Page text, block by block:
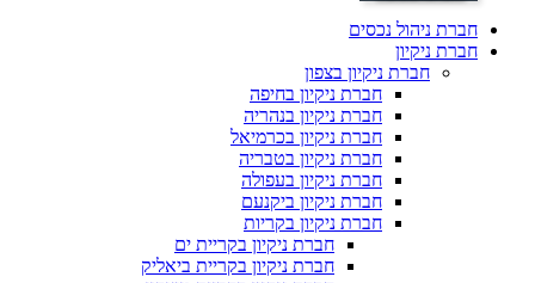
חברת ניהול נכסים
חברת ניקיון
חברת ניקיון בצפון
חברת ניקיון בחיפה
חברת ניקיון בנהריה
חברת ניקיון בכרמיאל
חברת ניקיון בטבריה
חברת ניקיון בעפולה
חברת ניקיון ביקנעם
חברת ניקיון בקריות
חברת ניקיון בקריית ים
חברת ניקיון בקריית ביאליק